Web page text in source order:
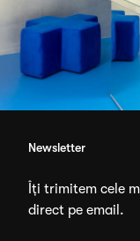
Newsletter
Îți trimitem cele
direct pe email.